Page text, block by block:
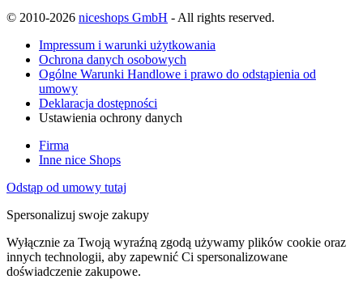
© 2010-2026 niceshops GmbH - All rights reserved.
Impressum i warunki użytkowania
Ochrona danych osobowych
Ogólne Warunki Handlowe i prawo do odstąpienia od
umowy
Deklaracja dostępności
Ustawienia ochrony danych
Firma
Inne nice Shops
Odstąp od umowy tutaj
Spersonalizuj swoje zakupy
Wyłącznie za Twoją wyraźną zgodą używamy plików cookie oraz
innych technologii, aby zapewnić Ci spersonalizowane
doświadczenie zakupowe.